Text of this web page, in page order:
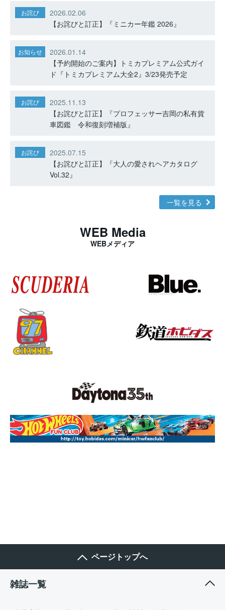
お詫び
2026.02.06
【お詫びと訂正】『ミニカー年鑑 2026』
お知らせ
2026.01.14
【予約開始のご案内】トミカプレミアム公式ガイ
ド『トミカプレミアム大全2』3/23発売予定
お詫び
2025.11.13
【お詫びと訂正】『プロフェッサー吉岡の私有貨
車図鑑 令和復刻増補版』
お詫び
2025.07.15
【お詫びと訂正】『大人の愛されヘアカタログ
Vol.32』
一覧を見る
WEB Media
WEBメディア
ページトップへ
雑誌一覧